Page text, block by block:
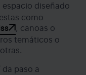
espacio diseñado
como
, canoas o
temáticos o
paso a